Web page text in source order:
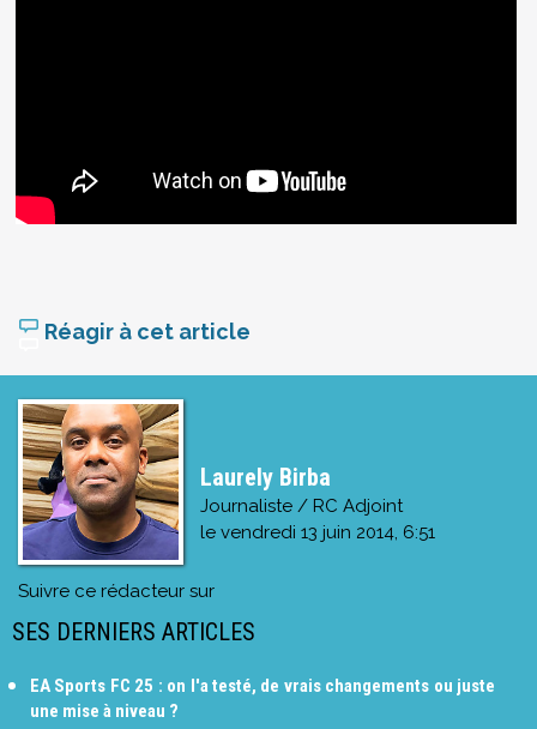
Réagir à cet article
Laurely Birba
Journaliste / RC Adjoint
le vendredi 13 juin 2014, 6:51
Suivre ce rédacteur sur
SES DERNIERS ARTICLES
EA Sports FC 25 : on l'a testé, de vrais changements ou juste
une mise à niveau ?